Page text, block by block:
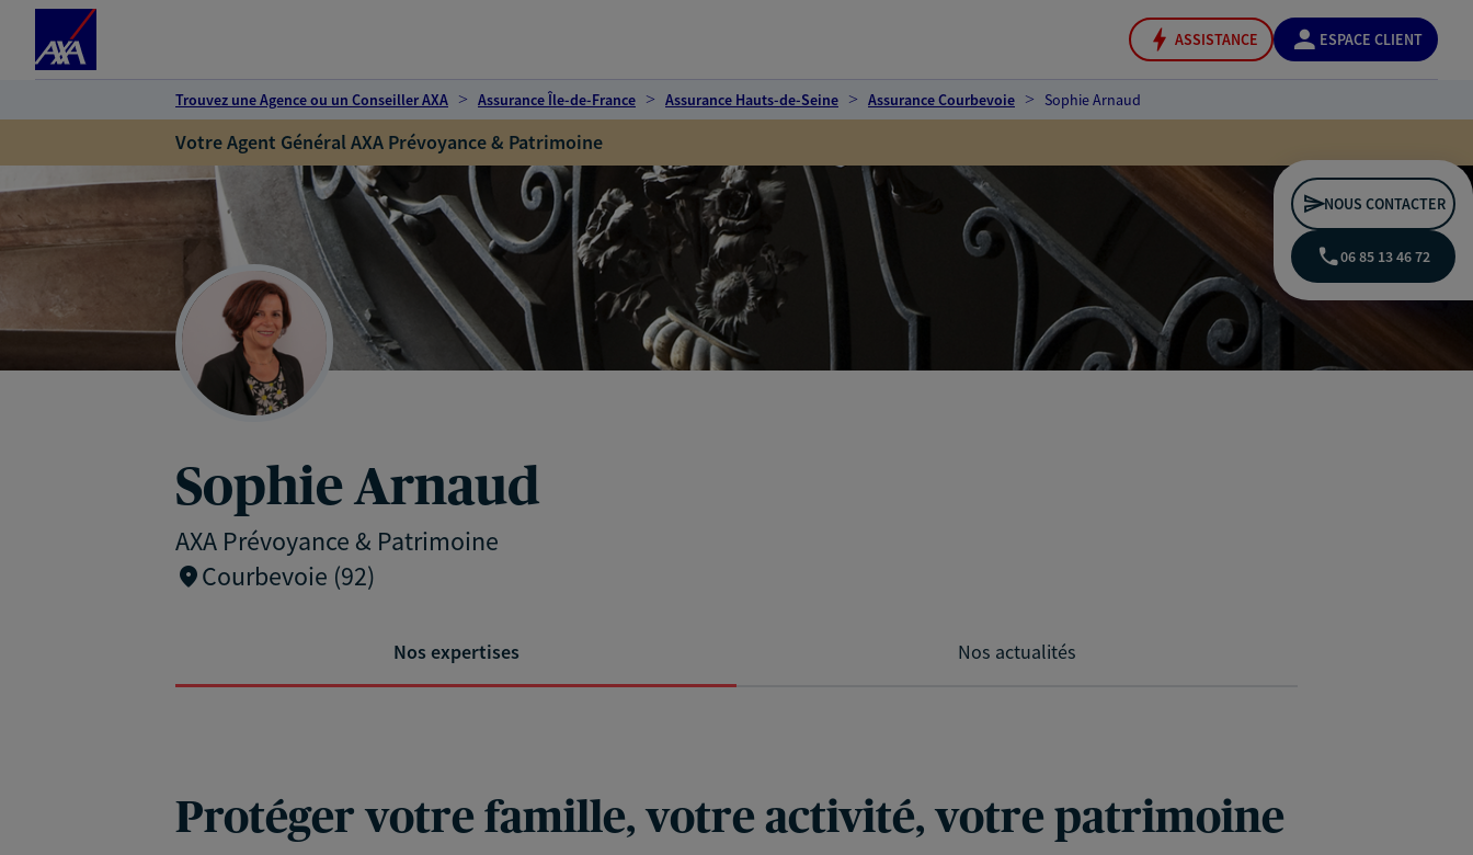
ASSISTANCE ESPACE CLIENT
Trouvez une Agence ou un Conseiller AXA Assurance Île-de-France Assurance Hauts-de-Seine Assurance Courbevoie Sophie Arnaud
Votre Agent Général AXA Prévoyance & Patrimoine
Sophie Arnaud
AXA Prévoyance & Patrimoine
Courbevoie (92)
NOUS CONTACTER
06 85 13 46 72
Nos expertises Nos actualités
Protéger votre famille, votre activité, votre patrimoine